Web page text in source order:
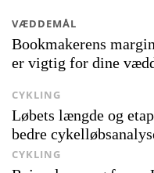
Bookmakerens
er vigtig for dine
VÆDDEMÅL
Løbets længde og
bedre
CYKLING
CYKLING